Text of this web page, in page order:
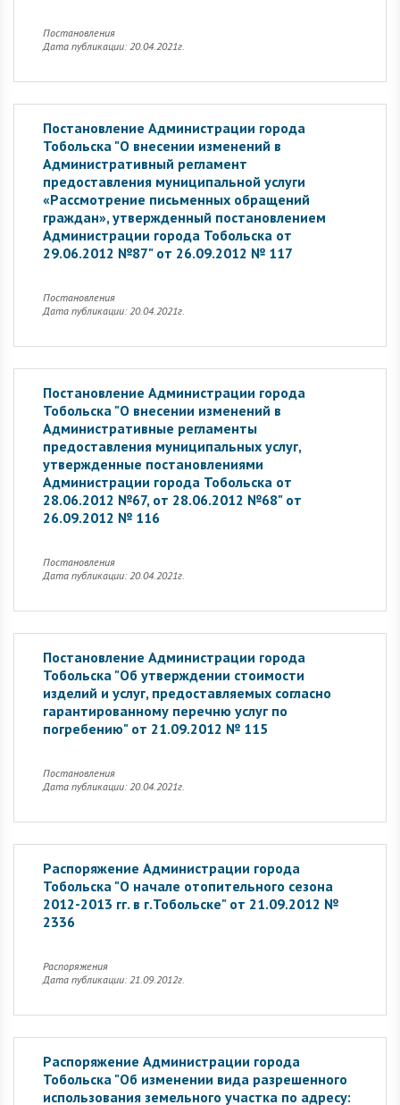
Постановления
Дата публикации: 20.04.2021г.
Постановление Администрации города
Тобольска "О внесении изменений в
Административный регламент
предоставления муниципальной услуги
«Рассмотрение письменных обращений
граждан», утвержденный постановлением
Администрации города Тобольска от
29.06.2012 №87" от 26.09.2012 № 117
Постановления
Дата публикации: 20.04.2021г.
Постановление Администрации города
Тобольска "О внесении изменений в
Административные регламенты
предоставления муниципальных услуг,
утвержденные постановлениями
Администрации города Тобольска от
28.06.2012 №67, от 28.06.2012 №68" от
26.09.2012 № 116
Постановления
Дата публикации: 20.04.2021г.
Постановление Администрации города
Тобольска "Об утверждении стоимости
изделий и услуг, предоставляемых согласно
гарантированному перечню услуг по
погребению" от 21.09.2012 № 115
Постановления
Дата публикации: 20.04.2021г.
Распоряжение Администрации города
Тобольска "О начале отопительного сезона
2012-2013 гг. в г.Тобольске" от 21.09.2012 №
2336
Распоряжения
Дата публикации: 21.09.2012г.
Распоряжение Администрации города
Тобольска "Об изменении вида разрешенного
использования земельного участка по адресу: